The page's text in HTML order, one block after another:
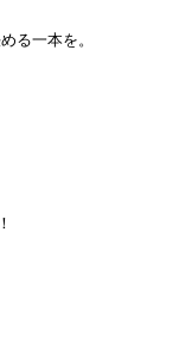
る一本を。